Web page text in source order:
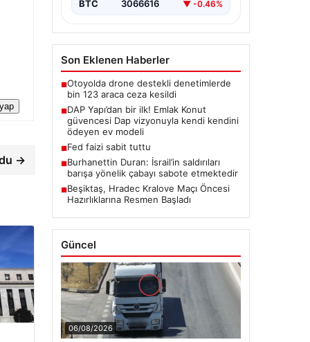
→
BTC 3066616 ▼ -0.46%
Son Eklenen Haberler
■Otoyolda drone destekli denetimlerde
bin 123 araca ceza kesildi
■DAP Yapı’dan bir ilk! Emlak Konut
güvencesi Dap vizyonuyla kendi kendini
ödeyen ev modeli
■Fed faizi sabit tuttu
■Burhanettin Duran: İsrail’in saldırıları
barışa yönelik çabayı sabote etmektedir
■Beşiktaş, Hradec Kralove Maçı Öncesi
Hazırlıklarına Resmen Başladı
Güncel
06/08/2026